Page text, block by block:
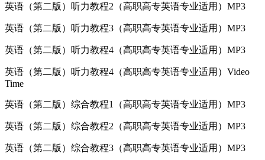
英语（第二版）听力教程2（高职高专英语专业适用）MP3
英语（第二版）听力教程3（高职高专英语专业适用）MP3
英语（第二版）听力教程4（高职高专英语专业适用）MP3
英语（第二版）听力教程4（高职高专英语专业适用）Video
Time
英语（第二版）综合教程1（高职高专英语专业适用）MP3
英语（第二版）综合教程2（高职高专英语专业适用）MP3
英语（第二版）综合教程3（高职高专英语专业适用）MP3